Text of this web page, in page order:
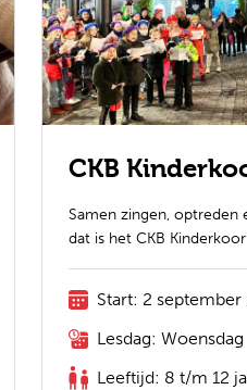
CKB
Samen zingen, optreden
dat is het CKB Kinderkoor
Start: 2 september
Lesdag: Woensdag
Leeftijd: 8 t/m 12